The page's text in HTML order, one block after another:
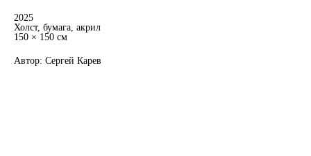
2025
Холст, бумага, акрил
150 × 150 см
Автор: Сергей Карев